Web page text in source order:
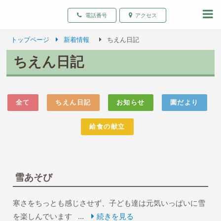
致遠保育園 青森県弘
電話番号 アクセス
トップページ 新着情報 ちえん日記
ちえん日記
全て ちえん日記 お知らせ 園だより
給食の献立
雪あそび
寒さをちっとも感じさせず、子ども達は元気いっぱいに雪
を楽しんでいます ...
続きを見る